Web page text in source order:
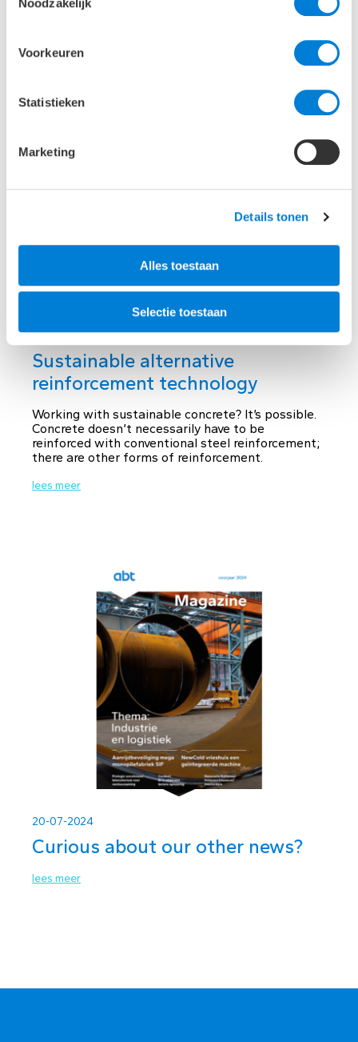
Noodzakelijk
Voorkeuren
Statistieken
Marketing
Details tonen
Alles toestaan
Selectie toestaan
22-07-2024
Sustainable alternative
reinforcement technology
Working with sustainable concrete? It’s possible.
Concrete doesn’t necessarily have to be
reinforced with conventional steel reinforcement;
there are other forms of reinforcement.
lees meer
20-07-2024
Curious about our other news?
lees meer